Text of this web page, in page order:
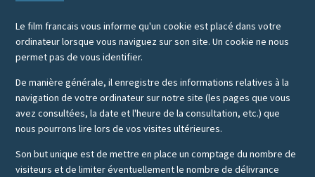
Le film francais vous informe qu'un cookie est placé dans votre
ordinateur lorsque vous naviguez sur son site. Un cookie ne nous
permet pas de vous identifier.
De manière générale, il enregistre des informations relatives à la
navigation de votre ordinateur sur notre site (les pages que vous
avez consultées, la date et l'heure de la consultation, etc.) que
nous pourrons lire lors de vos visites ultérieures.
Son but unique est de mettre en place un comptage du nombre de
visiteurs et de limiter éventuellement le nombre de délivrance